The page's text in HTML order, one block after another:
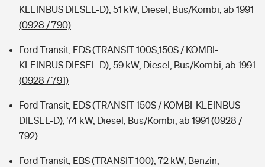
KLEINBUS DIESEL-D), 51 kW, Diesel, Bus/Kombi, ab 1991
(0928 / 790)
Ford Transit, EDS (TRANSIT 100S,150S / KOMBI-
KLEINBUS DIESEL-D), 59 kW, Diesel, Bus/Kombi, ab 1991
(0928 / 791)
Ford Transit, EDS (TRANSIT 150S / KOMBI-KLEINBUS
DIESEL-D), 74 kW, Diesel, Bus/Kombi, ab 1991 (0928 /
792)
Ford Transit, EBS (TRANSIT 100), 72 kW, Benzin,